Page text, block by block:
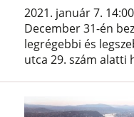
2021. január 7. 14:00
December 31-én
legrégebbi és
utca 29. szám alatti